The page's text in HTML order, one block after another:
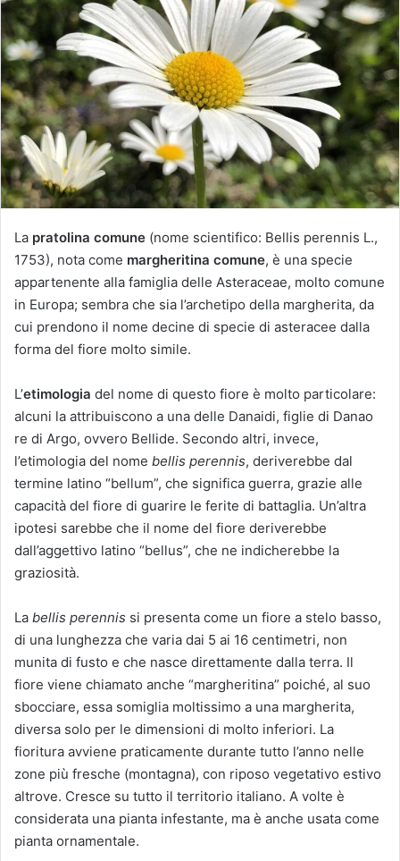
i
a
u
n
'
e
m
a
i
l
La pratolina comune (nome scientifico: Bellis perennis L.,
1753), nota come margheritina comune, è una specie
appartenente alla famiglia delle Asteraceae, molto comune
in Europa; sembra che sia l’archetipo della margherita, da
cui prendono il nome decine di specie di asteracee dalla
forma del fiore molto simile.
L’etimologia del nome di questo fiore è molto particolare:
alcuni la attribuiscono a una delle Danaidi, figlie di Danao
re di Argo, ovvero Bellide. Secondo altri, invece,
l’etimologia del nome bellis perennis, deriverebbe dal
termine latino “bellum”, che significa guerra, grazie alle
capacità del fiore di guarire le ferite di battaglia. Un’altra
ipotesi sarebbe che il nome del fiore deriverebbe
dall’aggettivo latino “bellus”, che ne indicherebbe la
graziosità.
La bellis perennis si presenta come un fiore a stelo basso,
di una lunghezza che varia dai 5 ai 16 centimetri, non
munita di fusto e che nasce direttamente dalla terra. Il
fiore viene chiamato anche “margheritina” poiché, al suo
sbocciare, essa somiglia moltissimo a una margherita,
diversa solo per le dimensioni di molto inferiori. La
fioritura avviene praticamente durante tutto l’anno nelle
zone più fresche (montagna), con riposo vegetativo estivo
altrove. Cresce su tutto il territorio italiano. A volte è
considerata una pianta infestante, ma è anche usata come
pianta ornamentale.